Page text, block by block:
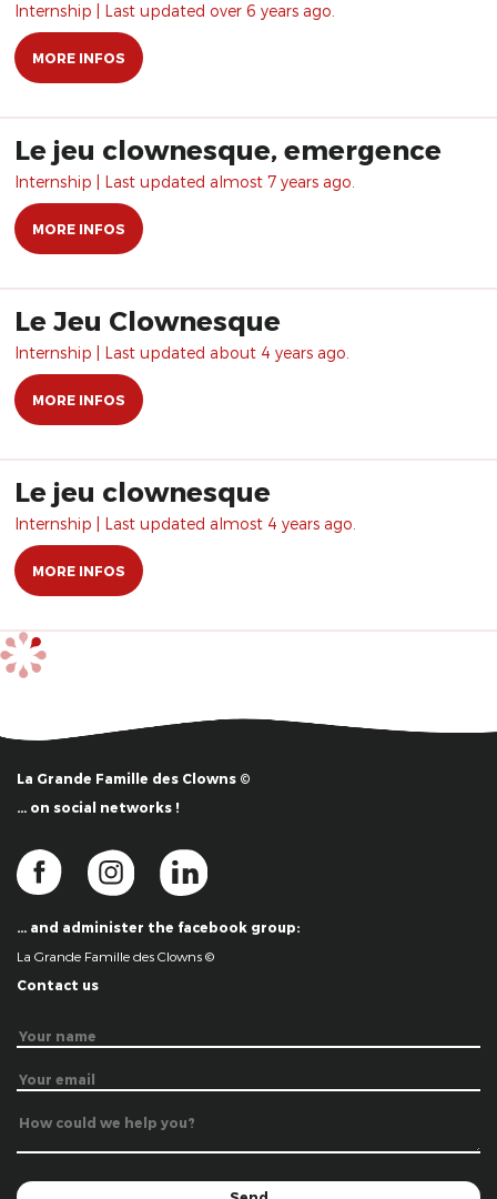
Internship | Last updated over 6 years ago.
MORE INFOS
Le jeu clownesque, emergence
Internship | Last updated almost 7 years ago.
MORE INFOS
Le Jeu Clownesque
Internship | Last updated about 4 years ago.
MORE INFOS
Le jeu clownesque
Internship | Last updated almost 4 years ago.
MORE INFOS
La Grande Famille des Clowns ©
… on social networks !
… and administer the facebook group:
La Grande Famille des Clowns ©
Contact us